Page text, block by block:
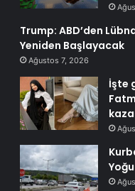
Trump: ABD’den
Yeniden Başlayacak
Ağustos 7, 2026
İşte